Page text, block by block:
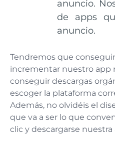
anuncio.
de apps
anuncio.
Tendremos que
incrementar nuestro app
conseguir descargas
escoger la plataforma
Además, no olvidéis el
que va a ser lo que
clic y descargarse nuestra